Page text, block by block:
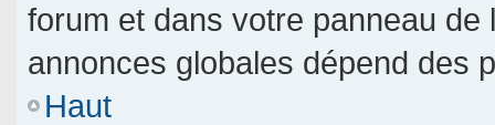
forum et dans votre panneau de
annonces globales dépend des
Haut